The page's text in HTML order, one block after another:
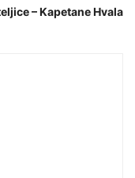
– Kapetane Hvala